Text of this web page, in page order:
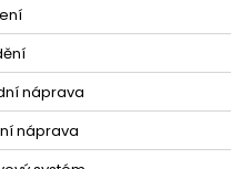
náprava
náprava